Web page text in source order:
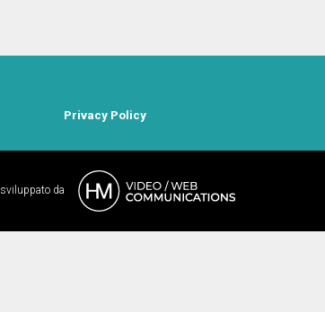
Privacy Policy
sviluppato da